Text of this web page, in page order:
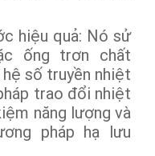
hiệu quả: Nó sử
ống trơn chất
số truyền nhiệt
trao đổi nhiệt
năng lượng và
pháp hạ lưu